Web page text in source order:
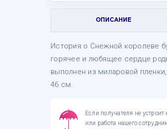
ОПИСАНИЕ
История о Снежной королеве
горячее и любящее сердце
выполнен из миларовой
46 см.
Если получателя не устроит
или работа нашего